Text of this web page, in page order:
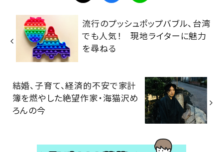
流行のプッシュポップバブル、台湾
でも人気！ 現地ライターに魅力
を尋ねる
結婚、子育て、経済的不安で家計
簿を燃やした絶望作家・海猫沢め
ろんの今